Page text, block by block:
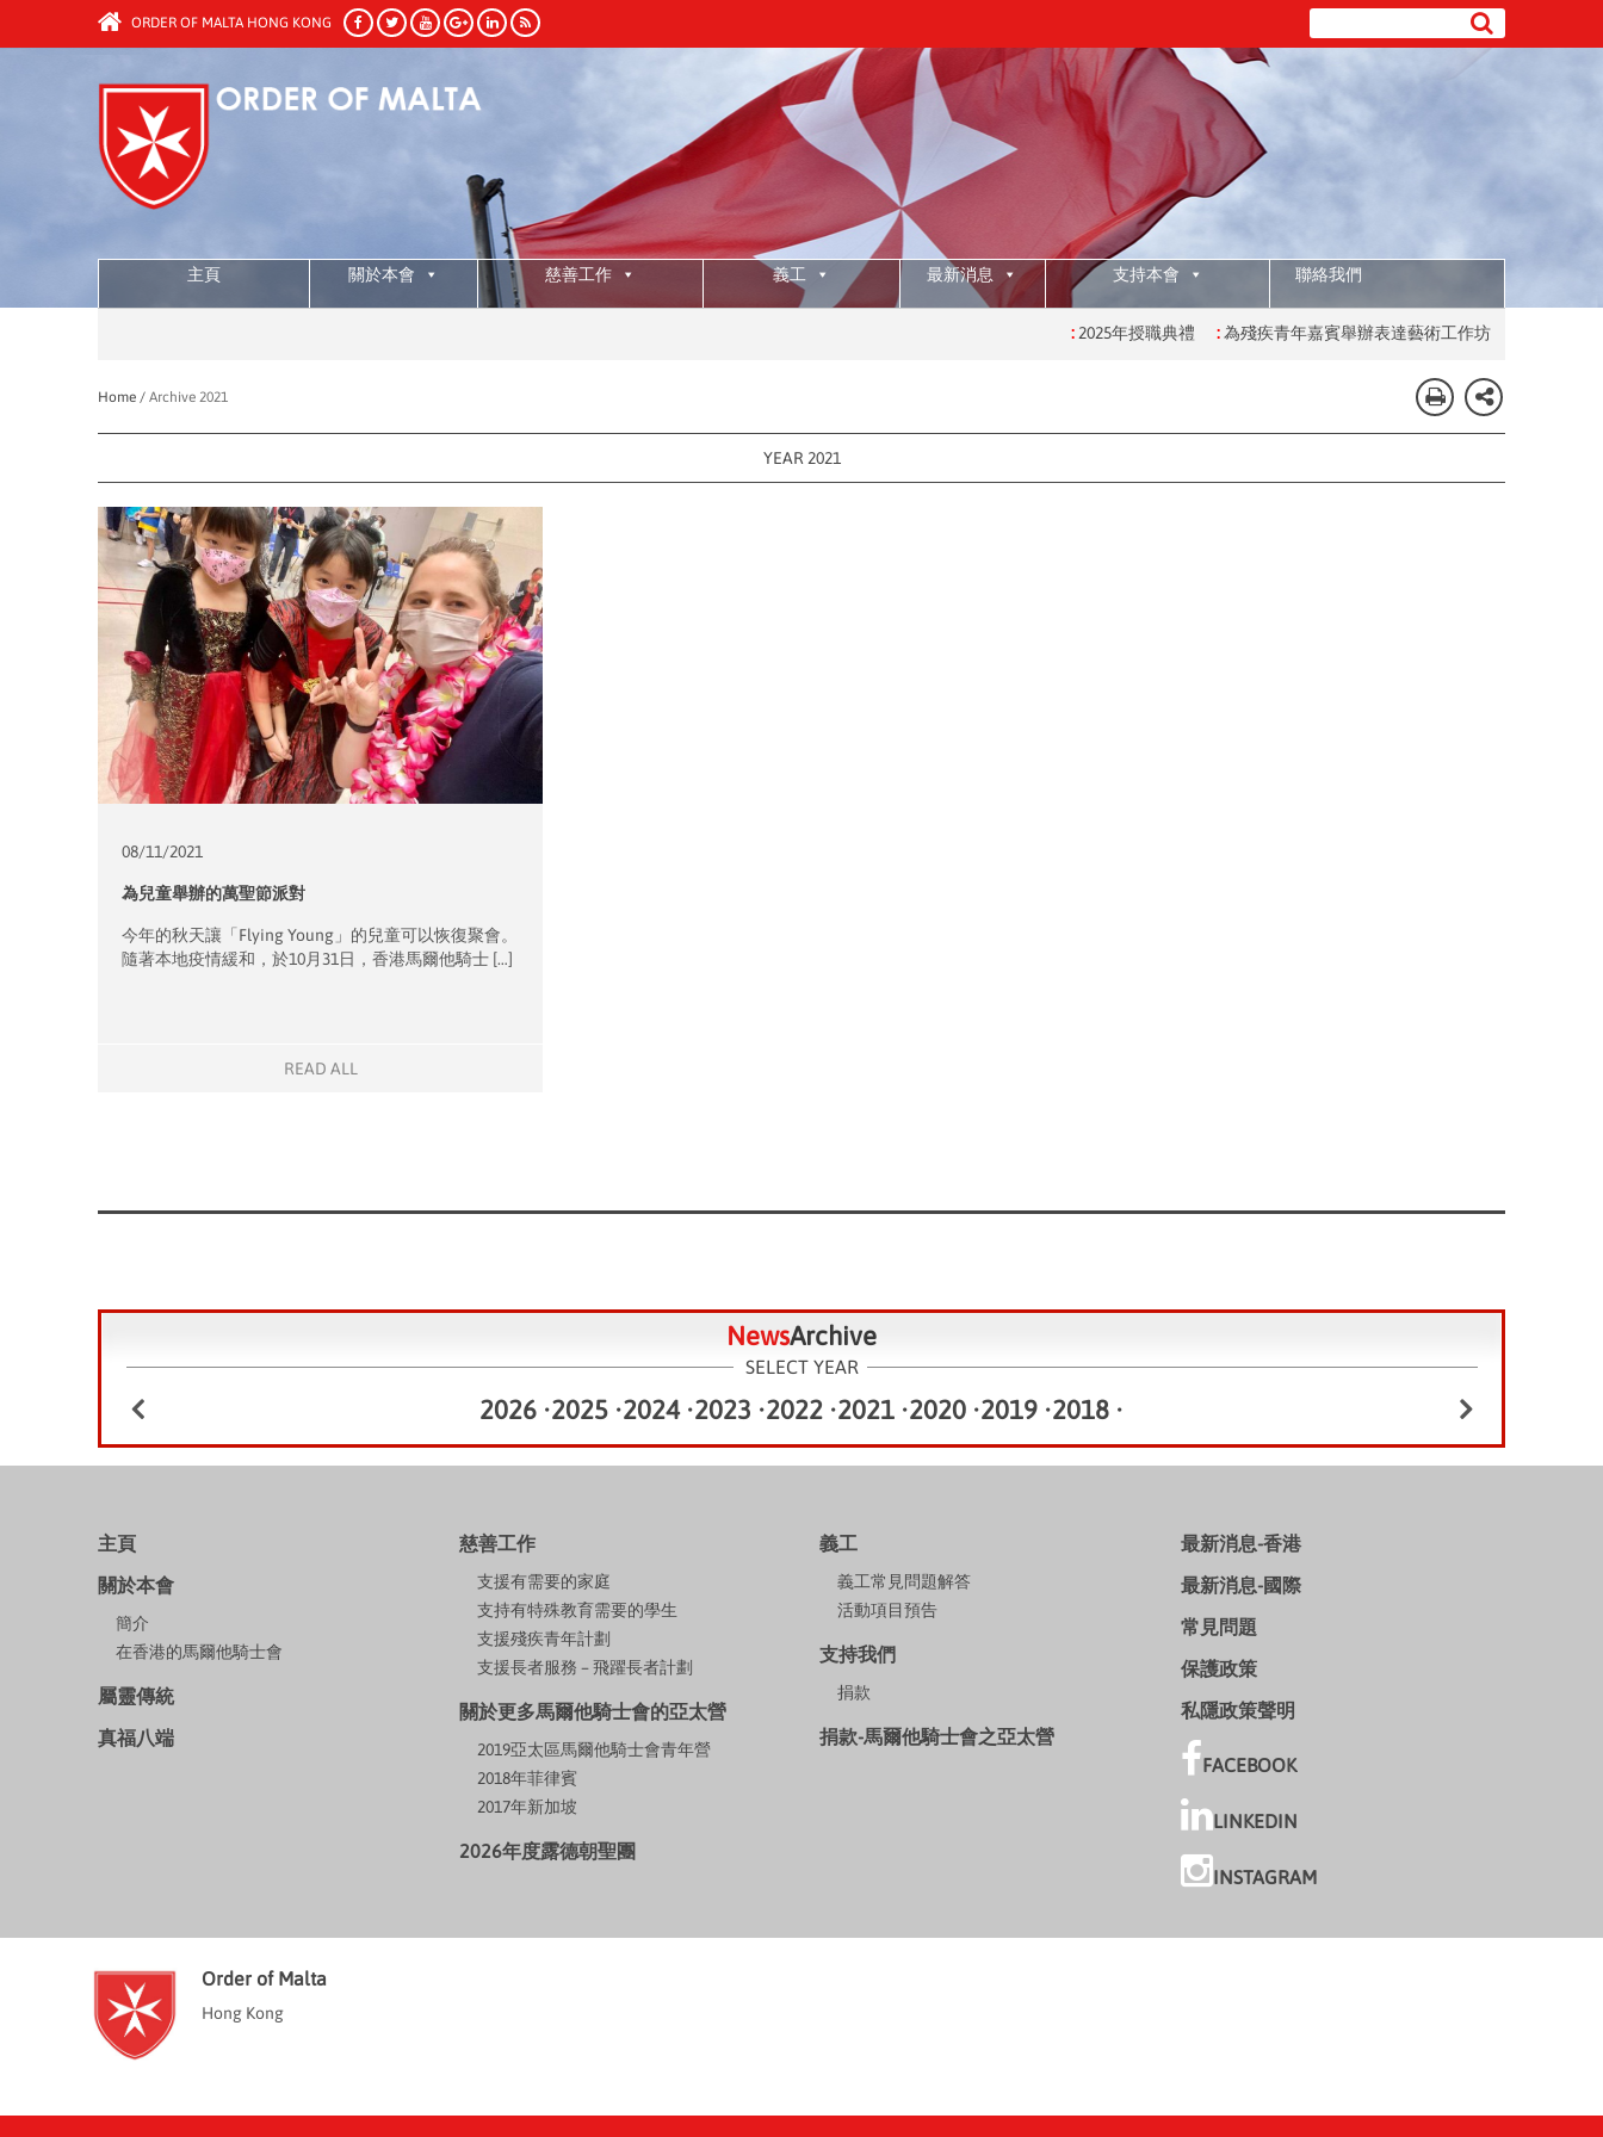
ORDER OF MALTA HONG KONG
主頁 關於本會 慈善工作 義工 最新消息 支持本會 聯絡我們
2025年授職典禮 :為殘疾青年嘉賓舉辦表達藝術工作坊 :為有特殊學習
Home / Archive 2021
YEAR 2021
08/11/2021
為兒童舉辦的萬聖節派對
今年的秋天讓「Flying Young」的兒童可以恢復聚會。
隨著本地疫情緩和，於10月31日，香港馬爾他騎士 […]
READ ALL
NewsArchive
SELECT YEAR
2026 •2025 •2024 •2023 •2022 •2021 •2020 •2019 •2018 •
主頁
關於本會
簡介
在香港的馬爾他騎士會
屬靈傳統
真福八端
慈善工作
支援有需要的家庭
支持有特殊教育需要的學生
支援殘疾青年計劃
支援長者服務 – 飛躍長者計劃
關於更多馬爾他騎士會的亞太營
2019亞太區馬爾他騎士會青年營
2018年菲律賓
2017年新加坡
2026年度露德朝聖團
義工
義工常見問題解答
活動項目預告
支持我們
捐款
捐款-馬爾他騎士會之亞太營
最新消息-香港
最新消息-國際
常見問題
保護政策
私隱政策聲明
FACEBOOK
LINKEDIN
INSTAGRAM
Order of Malta
Hong Kong